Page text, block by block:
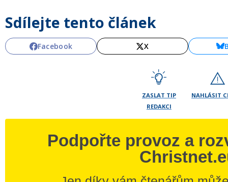
Sdílejte tento článek
Facebook X
ZASLAT TIP
REDAKCI
NAHLÁSIT